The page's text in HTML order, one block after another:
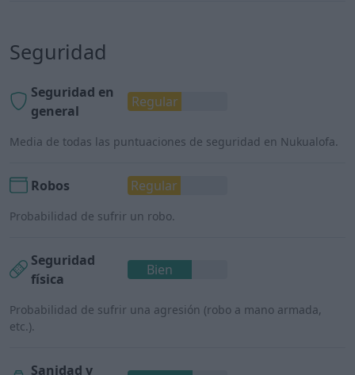
Seguridad
Seguridad en
general
Regular
Media de todas las puntuaciones de seguridad en Nukualofa.
Robos Regular
Probabilidad de sufrir un robo.
Seguridad
física
Bien
Probabilidad de sufrir una agresión (robo a mano armada,
etc.).
Sanidad y